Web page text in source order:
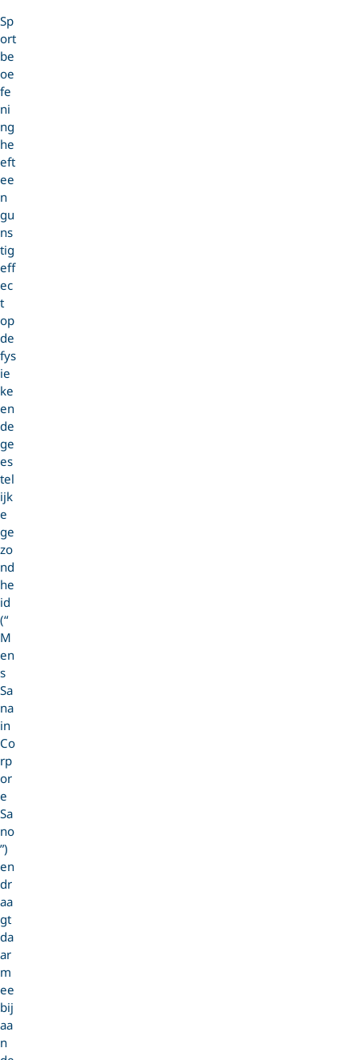
Sp
ort
be
oe
fe
ni
ng
he
eft
ee
n
gu
ns
tig
eff
ec
t
op
de
fys
ie
ke
en
de
ge
es
tel
ijk
e
ge
zo
nd
he
id
(“
M
en
s
Sa
na
in
Co
rp
or
e
Sa
no
”)
en
dr
aa
gt
da
ar
m
ee
bij
aa
n